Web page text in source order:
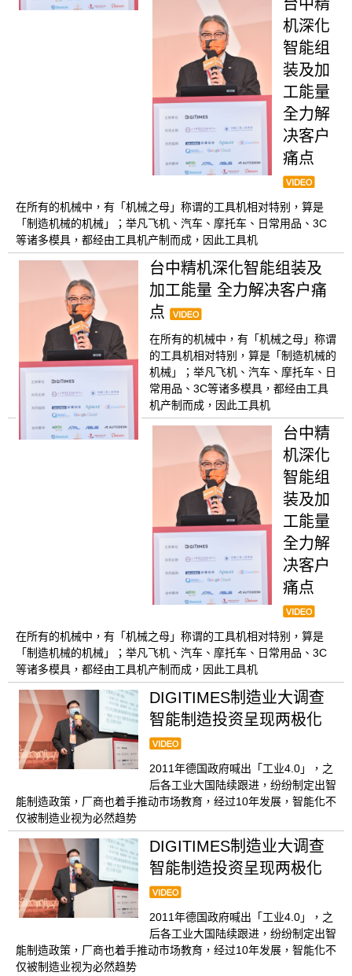
台中精
机深化
智能组
装及加
工能量
全力解
决客户
痛点
在所有的机械中，有「机械之母」称谓的工具机相对特别，算是
「制造机械的机械」；举凡飞机、汽车、摩托车、日常用品、3C
等诸多模具，都经由工具机产制而成，因此工具机
台中精机深化智能组装及
加工能量 全力解决客户痛
点
在所有的机械中，有「机械之母」称谓
的工具机相对特别，算是「制造机械的
机械」；举凡飞机、汽车、摩托车、日
常用品、3C等诸多模具，都经由工具
机产制而成，因此工具机
台中精
机深化
智能组
装及加
工能量
全力解
决客户
痛点
在所有的机械中，有「机械之母」称谓的工具机相对特别，算是
「制造机械的机械」；举凡飞机、汽车、摩托车、日常用品、3C
等诸多模具，都经由工具机产制而成，因此工具机
DIGITIMES制造业大调查
智能制造投资呈现两极化
2011年德国政府喊出「工业4.0」，之
后各工业大国陆续跟进，纷纷制定出智
能制造政策，厂商也着手推动市场教育，经过10年发展，智能化不
仅被制造业视为必然趋势
DIGITIMES制造业大调查
智能制造投资呈现两极化
2011年德国政府喊出「工业4.0」，之
后各工业大国陆续跟进，纷纷制定出智
能制造政策，厂商也着手推动市场教育，经过10年发展，智能化不
仅被制造业视为必然趋势